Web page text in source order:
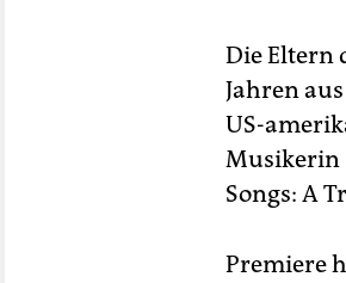
Die Eltern
Jahren
US-
Musikerin
Songs: A
Premiere